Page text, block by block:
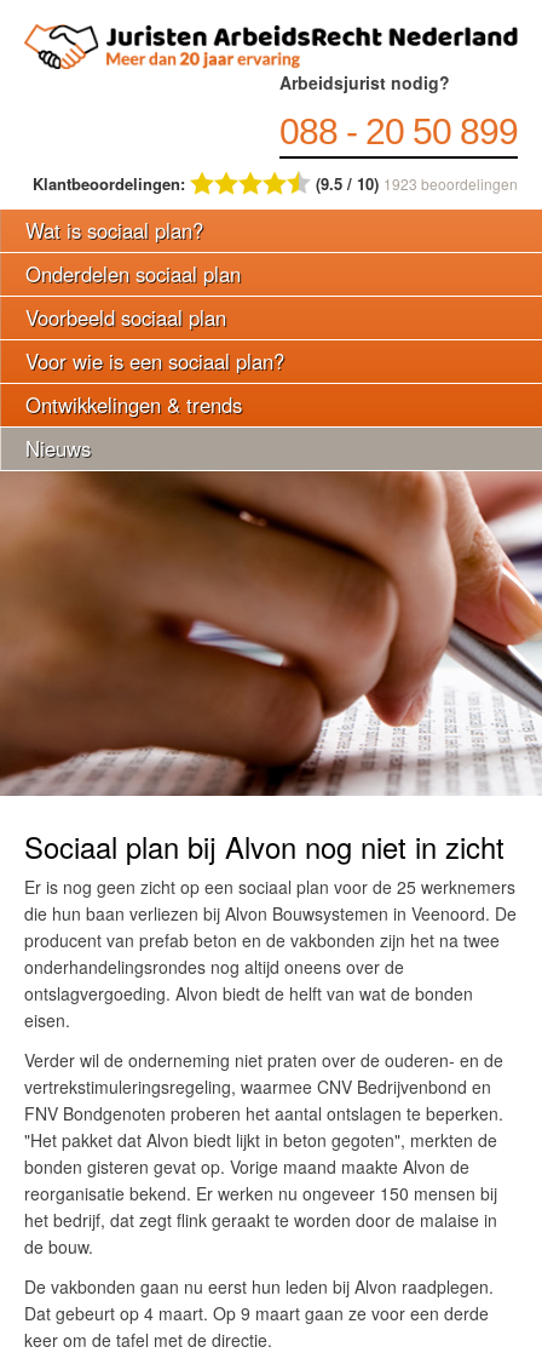
Arbeidsjurist nodig?
088 - 20 50 899
Klantbeoordelingen: (9.5 / 10) 1923 beoordelingen
Wat is sociaal plan?
Onderdelen sociaal plan
Voorbeeld sociaal plan
Voor wie is een sociaal plan?
Ontwikkelingen & trends
Nieuws
Sociaal plan bij Alvon nog niet in zicht
Er is nog geen zicht op een sociaal plan voor de 25 werknemers
die hun baan verliezen bij Alvon Bouwsystemen in Veenoord. De
producent van prefab beton en de vakbonden zijn het na twee
onderhandelingsrondes nog altijd oneens over de
ontslagvergoeding. Alvon biedt de helft van wat de bonden
eisen.
Verder wil de onderneming niet praten over de ouderen- en de
vertrekstimuleringsregeling, waarmee CNV Bedrijvenbond en
FNV Bondgenoten proberen het aantal ontslagen te beperken.
"Het pakket dat Alvon biedt lijkt in beton gegoten", merkten de
bonden gisteren gevat op. Vorige maand maakte Alvon de
reorganisatie bekend. Er werken nu ongeveer 150 mensen bij
het bedrijf, dat zegt flink geraakt te worden door de malaise in
de bouw.
De vakbonden gaan nu eerst hun leden bij Alvon raadplegen.
Dat gebeurt op 4 maart. Op 9 maart gaan ze voor een derde
keer om de tafel met de directie.